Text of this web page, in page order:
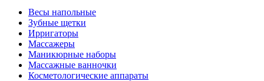
Весы напольные
Зубные щетки
Ирригаторы
Массажеры
Маникюрные наборы
Массажные ванночки
Косметологические аппараты